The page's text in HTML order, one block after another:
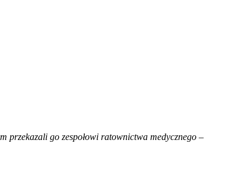
przekazali go zespołowi ratownictwa medycznego –